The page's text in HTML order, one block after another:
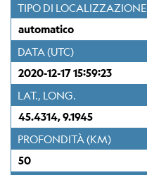
Stazione
Everest
EvK2-
CNR
(EVN)
Rete
sismometrica
TIPO DI LOCALIZZAZIONE
automatico
DATA (UTC)
2020-12-17 15:59:23
LAT., LONG.
45.4314, 9.1945
PROFONDITÀ (KM)
50